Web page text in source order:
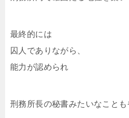
最終的には
囚人でありながら、
能力が認められ
刑務所長の秘書みたいなことも